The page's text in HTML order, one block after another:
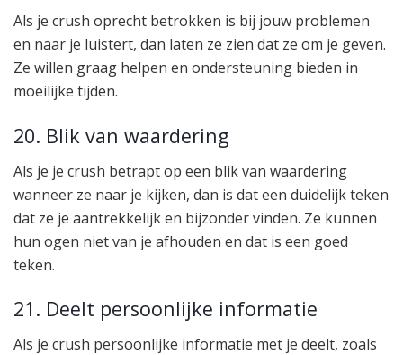
Als je crush oprecht betrokken is bij jouw problemen
en naar je luistert, dan laten ze zien dat ze om je geven.
Ze willen graag helpen en ondersteuning bieden in
moeilijke tijden.
20. Blik van waardering
Als je je crush betrapt op een blik van waardering
wanneer ze naar je kijken, dan is dat een duidelijk teken
dat ze je aantrekkelijk en bijzonder vinden. Ze kunnen
hun ogen niet van je afhouden en dat is een goed
teken.
21. Deelt persoonlijke informatie
Als je crush persoonlijke informatie met je deelt, zoals